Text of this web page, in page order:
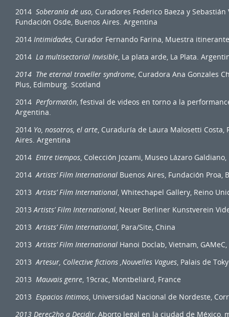
2014 Soberanía de uso, Curadores Federico Baeza y
Fundación Osde, Buenos Aires. Argentina
2014 Intimidades, Curador Fernando Farina, Muestra
2014 La multisectorial Invisible, La plata arde, La Plata.
2014 The eternal traveller syndrome, Curadora Ana Gonzales
Plus, Edimburg. Scotland
2014 Performatón, festival de videos en torno a la
Argentina.
2014 Yo, nosotros, el arte, Curaduría de Laura Malosetti Costa,
Aires. Argentina
2014 Entre tiempos, Colección Jozami, Museo Lázaro
2014Artists’ Film International Buenos Aires, Fundación Proa,
2013Artists’ Film International, Whitechapel Gallery, Reino
2013Artists’ Film International, Neuer Berliner Kunstverein
2013Artists’ Film International, Para/Site, China
2013Artists’ Film International Hanoi Doclab, Vietnam,
2013Artesur, Collective fictions ,Nouvelles Vagues, Palais de
2013 Mauvais genre, 19crac, Montbeliard, France
2013 Espacios íntimos, Universidad Nacional de Nordeste,
2013 Derec2ho a Decidir, Aborto legal en la ciudad de México,